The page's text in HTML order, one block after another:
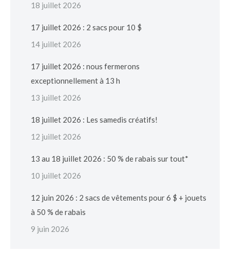
18 juillet 2026
17 juillet 2026 : 2 sacs pour 10 $
14 juillet 2026
17 juillet 2026 : nous fermerons
exceptionnellement à 13 h
13 juillet 2026
18 juillet 2026 : Les samedis créatifs!
12 juillet 2026
13 au 18 juillet 2026 : 50 % de rabais sur tout*
10 juillet 2026
12 juin 2026 : 2 sacs de vêtements pour 6 $ + jouets
à 50 % de rabais
9 juin 2026